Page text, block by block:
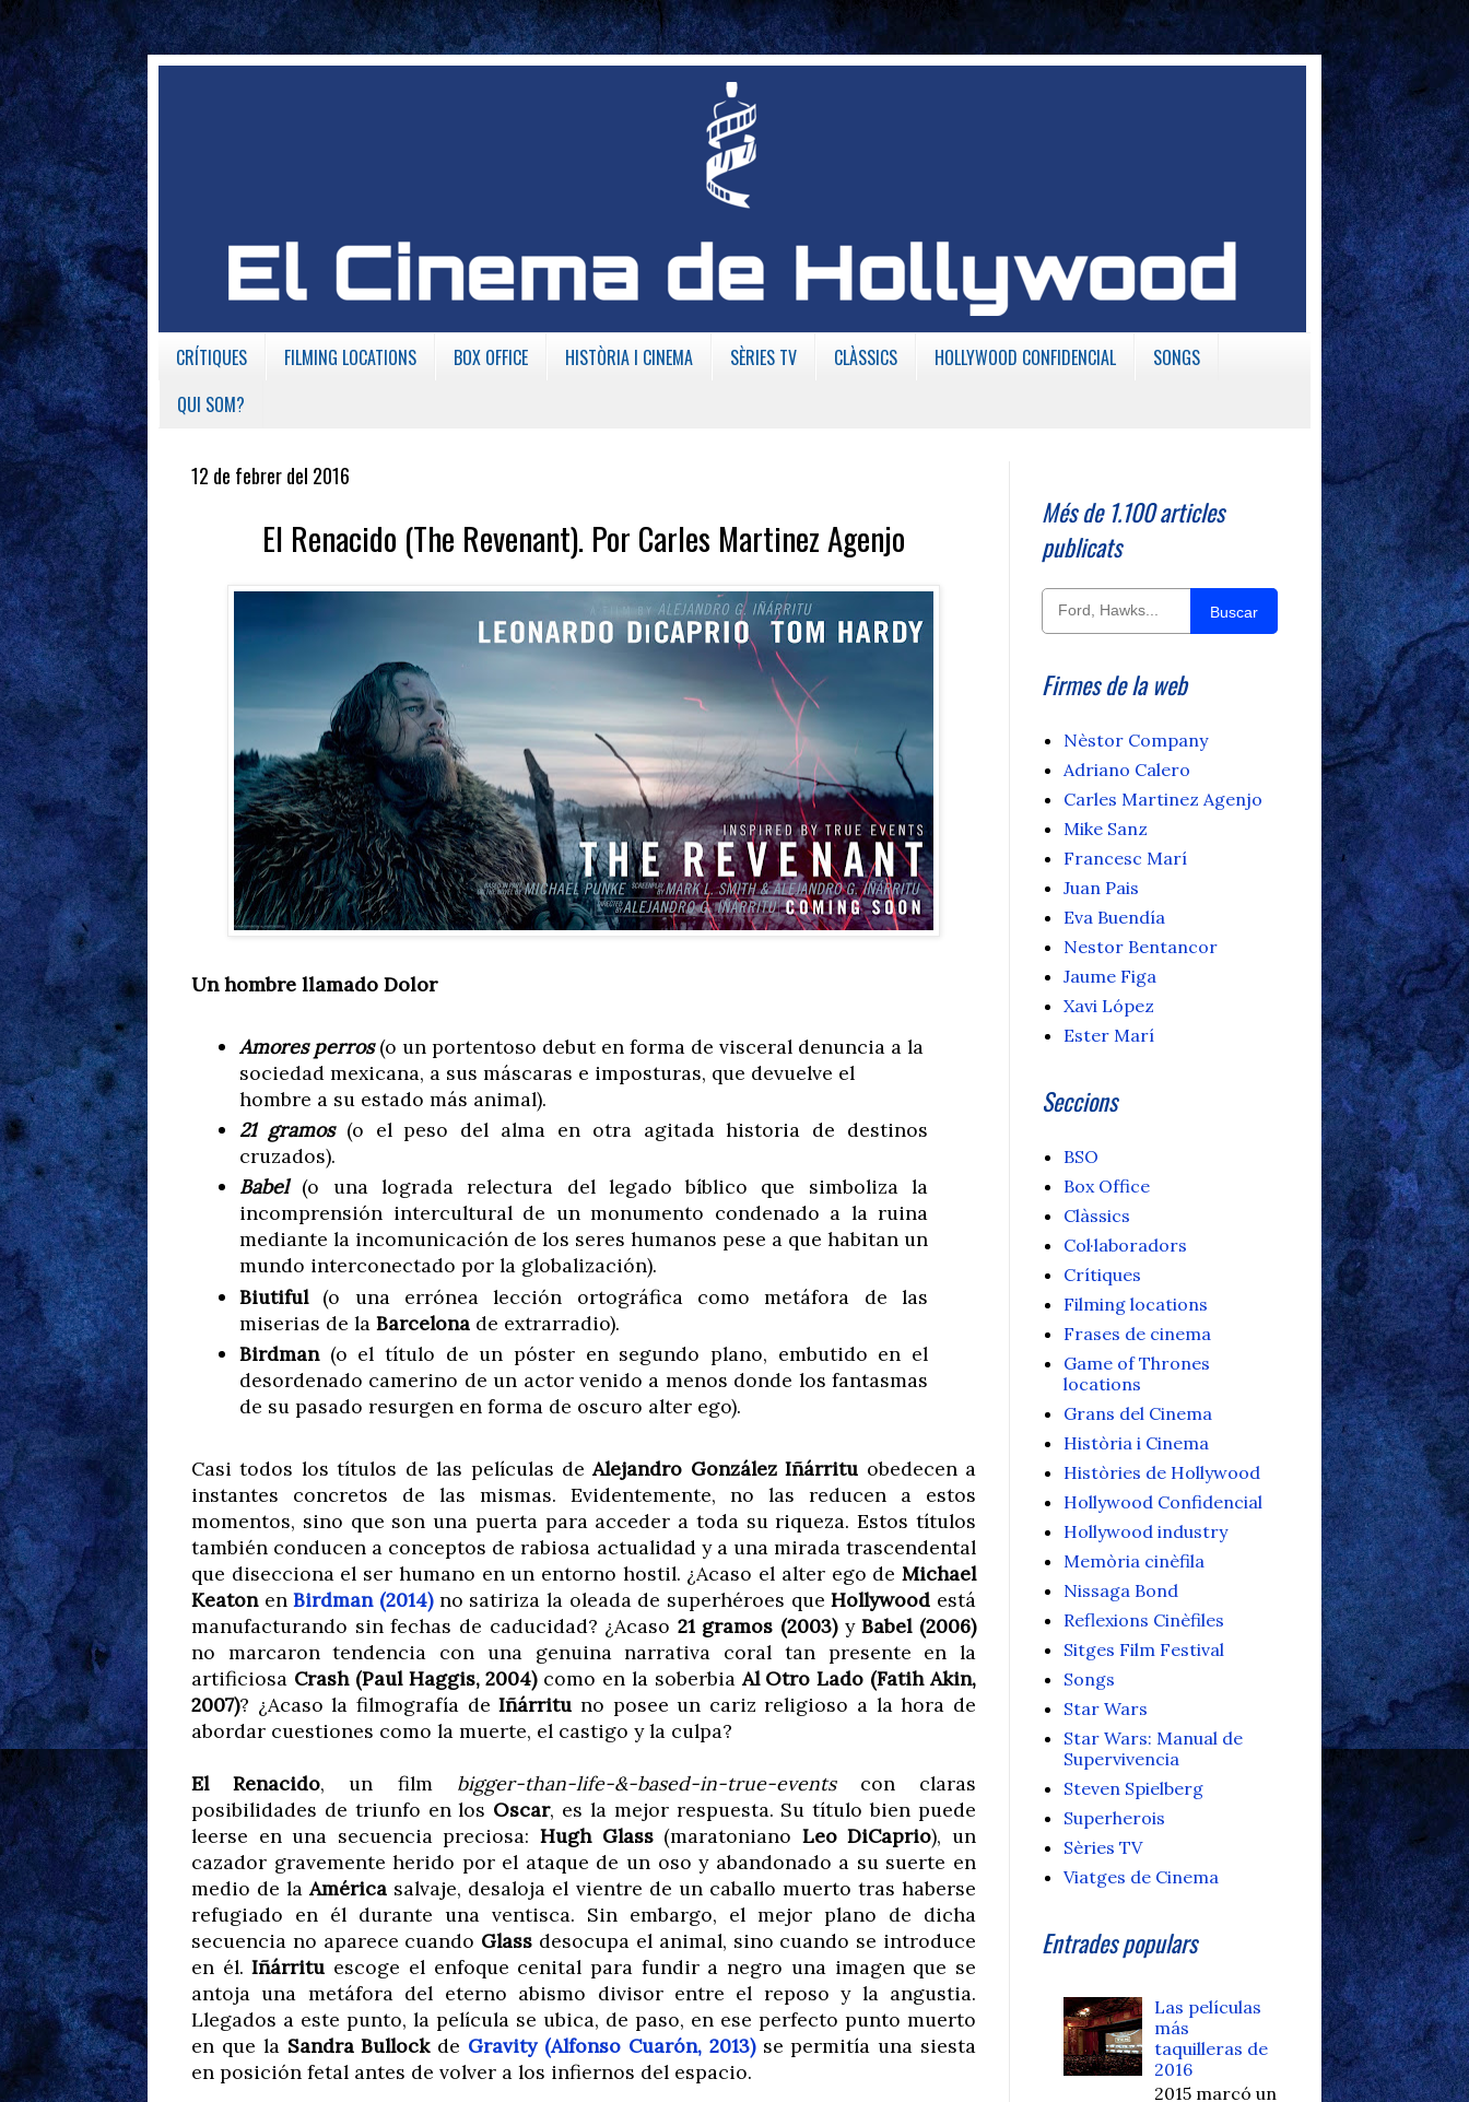
CRÍTIQUES FILMING LOCATIONS BOX OFFICE HISTÒRIA I CINEMA SÈRIES TV CLÀSSICS HOLLYWOOD CONFIDENCIAL
SONGS
QUI SOM?
12 de febrer del 2016
El Renacido (The Revenant). Por Carles Martinez Agenjo
Un hombre llamado Dolor
Amores perros(o un portentoso debut en forma de visceral denuncia a la
sociedad mexicana, a sus máscaras e imposturas, que devuelve el
hombre a su estado más animal).
21 gramos(o el peso del alma en otra agitada historia de destinos
cruzados).
Babel(o una lograda relectura del legado bíblico que simboliza la
incomprensión intercultural de un monumento condenado a la ruina
mediante la incomunicación de los seres humanos pese a que habitan un
mundo interconectado por la globalización).
Biutiful(o una errónea lección ortográfica como metáfora de las
miserias de la Barcelona de extrarradio).
Birdman(o el título de un póster en segundo plano, embutido en el
desordenado camerino de un actor venido a menos donde los fantasmas
de su pasado resurgen en forma de oscuro alter ego).
Casi todos los títulos de las películas deAlejandro González Iñárritu obedecen a
instantes concretos de las mismas. Evidentemente, no las reducen a estos
momentos, sino que son una puerta para acceder a toda su riqueza. Estos títulos
también conducen a conceptos de rabiosa actualidad y a una mirada trascendental
que disecciona el ser humano en un entorno hostil. ¿Acaso el alter ego de Michael
KeatonenBirdman (2014)no satiriza la oleada de superhéroes queHollywood está
manufacturando sin fechas de caducidad? ¿Acaso 21 gramos (2003)yBabel (2006)
no marcaron tendencia con una genuina narrativa coral tan presente en la
artificiosa Crash (Paul Haggis, 2004)como en la soberbiaAl Otro Lado (Fatih Akin,
2007)? ¿Acaso la filmografía deIñárritu no posee un cariz religioso a la hora de
abordar cuestiones como la muerte, el castigo y la culpa?
El Renacido, un film bigger-than-life-&-based-in-true-eventscon claras
posibilidades de triunfo en los Oscar, es la mejor respuesta. Su título bien puede
leerse en una secuencia preciosa: Hugh Glass(maratoniano Leo DiCaprio), un
cazador gravemente herido por el ataque de un oso y abandonado a su suerte en
medio de laAmérica salvaje, desaloja el vientre de un caballo muerto tras haberse
refugiado en él durante una ventisca. Sin embargo, el mejor plano de dicha
secuencia no aparece cuando Glass desocupa el animal, sino cuando se introduce
en él.Iñárritu escoge el enfoque cenital para fundir a negro una imagen que se
antoja una metáfora del eterno abismo divisor entre el reposo y la angustia.
Llegados a este punto, la película se ubica, de paso, en ese perfecto punto muerto
en que la Sandra Bullockde Gravity (Alfonso Cuarón, 2013)se permitía una siesta
en posición fetal antes de volver a los infiernos del espacio.
Més de 1.100 articles
publicats
Buscar
Firmes de la web
Nèstor Company
Adriano Calero
Carles Martinez Agenjo
Mike Sanz
Francesc Marí
Juan Pais
Eva Buendía
Nestor Bentancor
Jaume Figa
Xavi López
Ester Marí
Seccions
BSO
Box Office
Clàssics
Col·laboradors
Crítiques
Filming locations
Frases de cinema
Game of Thrones
locations
Grans del Cinema
Història i Cinema
Històries de Hollywood
Hollywood Confidencial
Hollywood industry
Memòria cinèfila
Nissaga Bond
Reflexions Cinèfiles
Sitges Film Festival
Songs
Star Wars
Star Wars: Manual de
Supervivencia
Steven Spielberg
Superherois
Sèries TV
Viatges de Cinema
Entrades populars
Las películas
más
taquilleras de
2016
2015 marcó un